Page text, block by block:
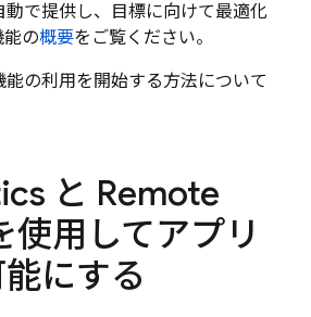
動で提供し、目標に向けて最適化
能の概要をご覧ください。
能の利用を開始する方法について
と Remote
使用してアプリ
にする